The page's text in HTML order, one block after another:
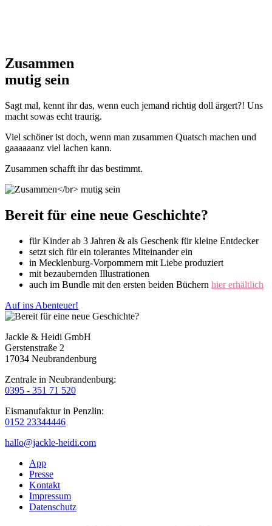
Zusammen
mutig sein
Sagt mal, kennt ihr das, wenn euch jemand richtig doll ärgert?! Uns
macht sowas echt traurig.
Viel schöner ist doch, wenn man zusammen Quatsch machen und
gaaaaaanz viel lachen kann.
Zusammen schafft ihr das bestimmt.
Bereit für eine neue Geschichte?
für Kinder ab 3 Jahren & als Geschenk für kleine Entdecker
setzt sich für ein tolerantes Miteinander ein
in Mecklenburg-Vorpommern mit Liebe produziert
mit bezaubernden Illustrationen
auch im Bundle mit den ersten beiden Büchern hier erhältlich
Auf ins Abenteuer!
Jackle & Heidi GmbH
Gerstenstraße 2
17034 Neubrandenburg
Zentrale in Neubrandenburg:
0395 - 351 71 520
Eismanufaktur in Penzlin:
0152 23344446
hallo@jackle-heidi.com
App
Presse
Kontakt
Impressum
Datenschutz